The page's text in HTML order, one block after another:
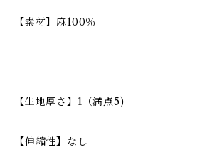
【素材】麻100％
【生地厚さ】1（満点5)
【伸縮性】なし